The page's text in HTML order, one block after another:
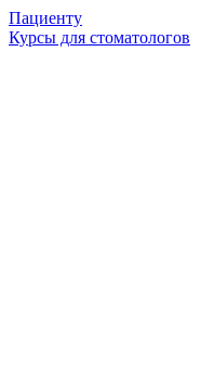
Пациенту
Курсы для стоматологов